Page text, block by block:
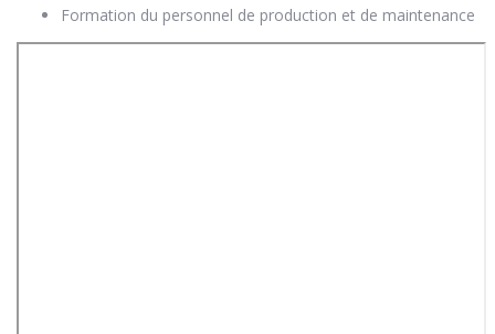
Formation du personnel de production et de maintenance